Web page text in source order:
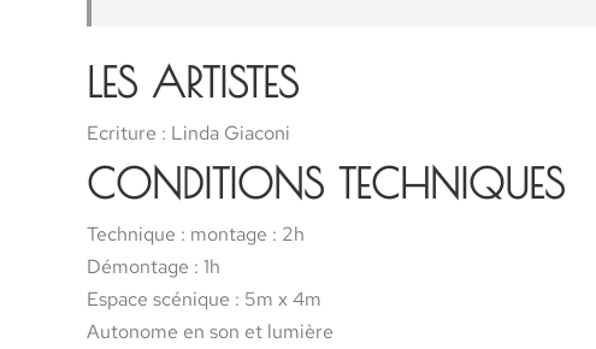
LES ARTISTES
Ecriture : Linda Giaconi
CONDITIONS TECHNIQUES
Technique : montage : 2h
Démontage : 1h
Espace scénique : 5m x 4m
Autonome en son et lumière